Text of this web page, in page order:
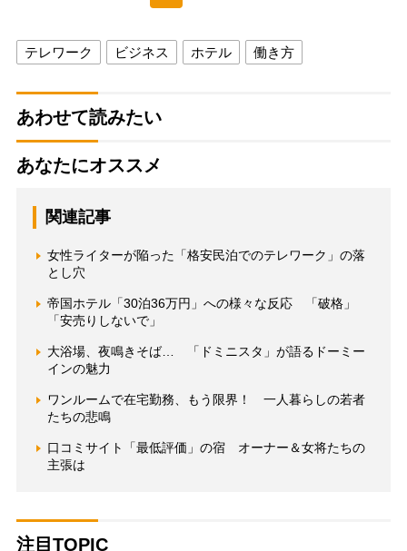
テレワーク ビジネス ホテル 働き方
あわせて読みたい
あなたにオススメ
関連記事
女性ライターが陥った「格安民泊でのテレワーク」の落
とし穴
帝国ホテル「30泊36万円」への様々な反応 「破格」
「安売りしないで」
大浴場、夜鳴きそば… 「ドミニスタ」が語るドーミー
インの魅力
ワンルームで在宅勤務、もう限界！ 一人暮らしの若者
たちの悲鳴
口コミサイト「最低評価」の宿 オーナー＆女将たちの
主張は
注目TOPIC